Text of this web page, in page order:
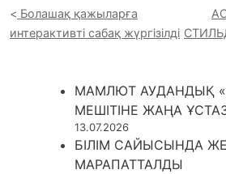
Болашақ қажыларға
интерактивті сабақ жүргізілді
МАМЛЮТ АУДАНДЫҚ
МЕШІТІНЕ ЖАҢА
13.07.2026
БІЛІМ САЙЫСЫНДА
МАРАПАТТАЛДЫ